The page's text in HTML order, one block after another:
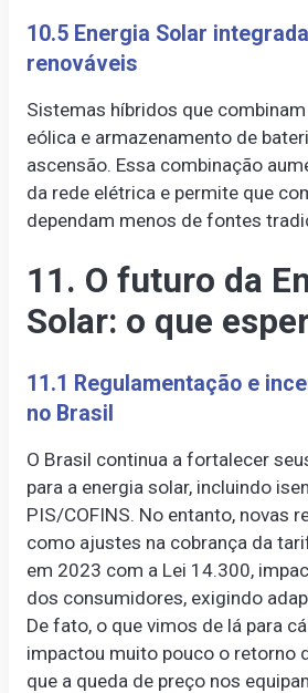
10.5 Energia Solar
renováveis
Sistemas híbridos que
eólica e armazenamento de
ascensão. Essa combinação
da rede elétrica e permite que
dependam menos de fontes
11. O futuro da
Solar: o que
11.1 Regulamentação e
no Brasil
O Brasil continua a fortalecer
para a energia solar, incluindo
PIS/COFINS. No entanto, novas
como ajustes na cobrança da
em 2023 com a Lei 14.300,
dos consumidores, exigindo
De fato, o que vimos de lá para
impactou muito pouco o retorno
que a queda de preço nos